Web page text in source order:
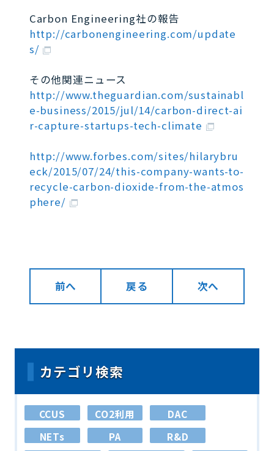
Carbon Engineering社の報告
http://carbonengineering.com/update
s/
その他関連ニュース
http://www.theguardian.com/sustainabl
e-business/2015/jul/14/carbon-direct-ai
r-capture-startups-tech-climate
http://www.forbes.com/sites/hilarybru
eck/2015/07/24/this-company-wants-to-
recycle-carbon-dioxide-from-the-atmos
phere/
前へ 戻る 次へ
カテゴリ検索
CCUS CO2利用
DAC
NETs
PA
R&D